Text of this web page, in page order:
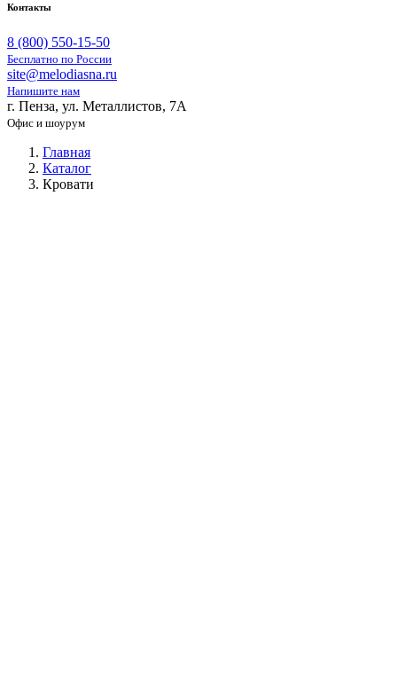
Контакты
8 (800) 550-15-50
Бесплатно по России
site@melodiasna.ru
Напишите нам
г. Пенза, ул. Металлистов, 7А
Офис и шоурум
Главная
Каталог
Кровати